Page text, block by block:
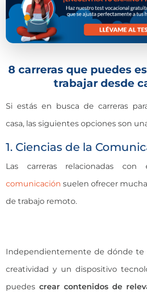
8 carreras que puedes
trabajar desde
Si estás en busca de carreras
casa, las siguientes opciones son
1. Ciencias de la
Las carreras relacionadas con
comunicación suelen ofrecer
de trabajo remoto.
Independientemente de dónde te
creatividad y un dispositivo
puedes crear contenidos de